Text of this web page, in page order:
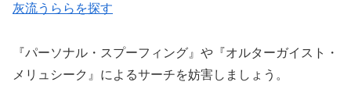
灰流うららを探す
『パーソナル・スプーフィング』や『オルターガイスト・
メリュシーク』によるサーチを妨害しましょう。